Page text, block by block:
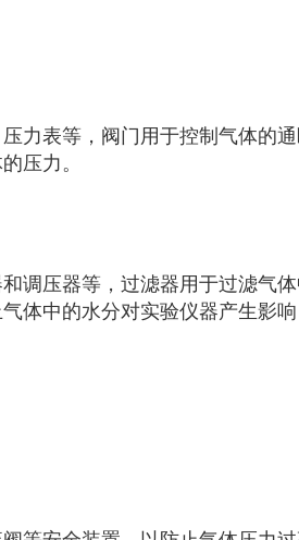
力表等，阀门用于控制气体的
压力。
调压器等，过滤器用于过滤气
体中的水分对实验仪器产生影